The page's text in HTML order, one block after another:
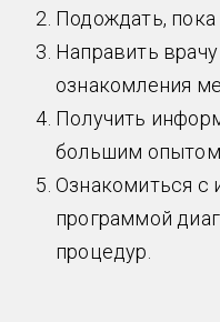
Подождать, пока
Направить
ознакомления
Получить
большим
Ознакомиться с
программой
процедур.